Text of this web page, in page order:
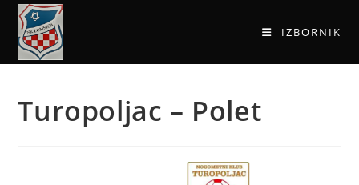
IZBORNIK
Turopoljac – Polet